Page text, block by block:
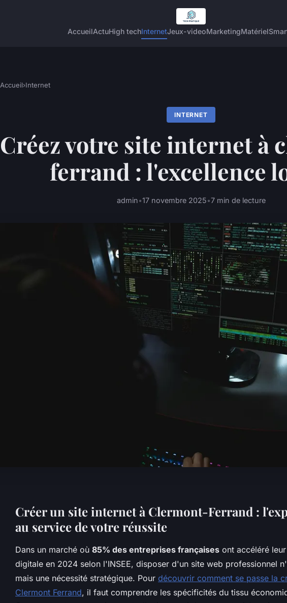
AccueilActuHigh techInternetJeux-videoMarketingMatériel
Accueil›Internet
INTERNET
Créez votre site internet à
ferrand : l'excellence
admin•17 novembre 2025•7 min de lecture
Créer un site internet à Clermont-Ferrand :
au service de votre réussite
Dans un marché où 85% des entreprises françaises ont accéléré
digitale en 2024 selon l'INSEE, disposer d'un site web professionnel
mais une nécessité stratégique. Pour découvrir comment se passe la
Clermont Ferrand, il faut comprendre les spécificités du tissu